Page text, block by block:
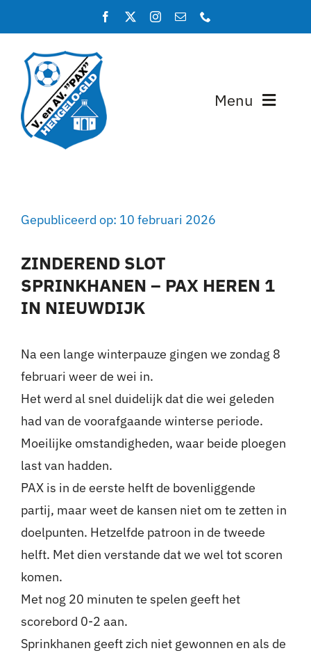
naar
inhoud
Menu
Teams
Lidmaatschap
Over PAX
Nieuws
Sponsoren
Contact
Lid worden
Zoeken
naar:
Gepubliceerd op: 10 februari 2026
ZINDEREND SLOT
SPRINKHANEN – PAX HEREN 1
IN NIEUWDIJK
Na een lange winterpauze gingen we zondag 8
februari weer de wei in.
Het werd al snel duidelijk dat die wei geleden
had van de voorafgaande winterse periode.
Moeilijke omstandigheden, waar beide ploegen
last van hadden.
PAX is in de eerste helft de bovenliggende
partij, maar weet de kansen niet om te zetten in
doelpunten. Hetzelfde patroon in de tweede
helft. Met dien verstande dat we wel tot scoren
komen.
Met nog 20 minuten te spelen geeft het
scorebord 0-2 aan.
Sprinkhanen geeft zich niet gewonnen en als de